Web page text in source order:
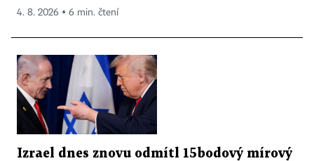
4. 8. 2026 ▪ 6 min. čtení
Izrael dnes znovu odmítl 15bodový mírový